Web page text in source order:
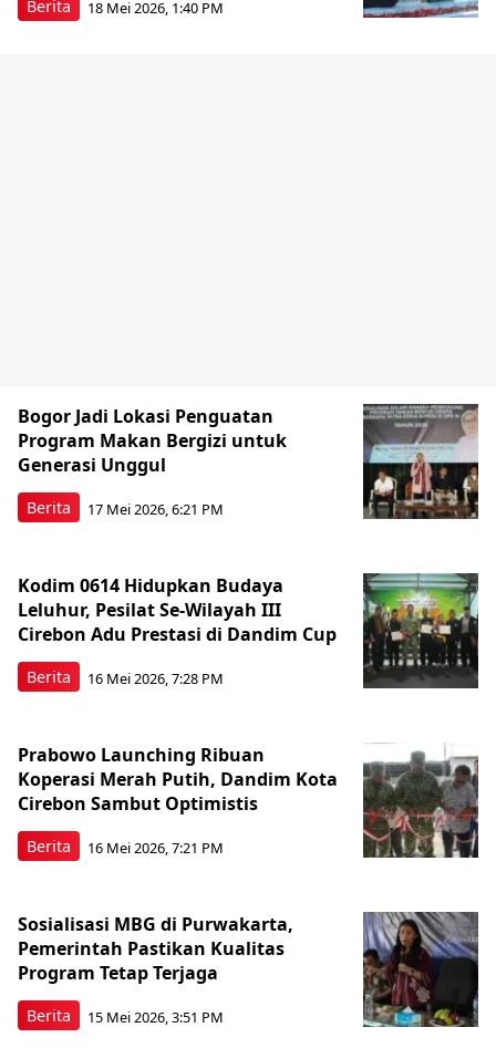
Berita 18 Mei 2026, 1:40 PM
Berita
Bogor Jadi Lokasi Penguatan
Program Makan Bergizi untuk
Generasi Unggul
17 Mei 2026, 6:21 PM
Berita
Kodim 0614 Hidupkan Budaya
Leluhur, Pesilat Se-Wilayah III
Cirebon Adu Prestasi di Dandim Cup
16 Mei 2026, 7:28 PM
Berita
Prabowo Launching Ribuan
Koperasi Merah Putih, Dandim Kota
Cirebon Sambut Optimistis
16 Mei 2026, 7:21 PM
Berita
Sosialisasi MBG di Purwakarta,
Pemerintah Pastikan Kualitas
Program Tetap Terjaga
15 Mei 2026, 3:51 PM